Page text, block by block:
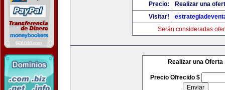
Precio:
Realizar una
Visitar!
Serán consideradas
Realizar una Oferta
Precio Ofrecido $